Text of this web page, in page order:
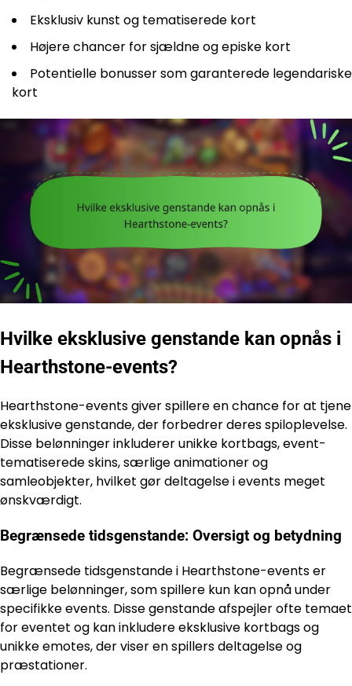
Eksklusiv kunst og tematiserede kort
Højere chancer for sjældne og episke kort
Potentielle bonusser som garanterede legendariske
kort
Hvilke eksklusive genstande kan opnås i
Hearthstone-events?
Hearthstone-events giver spillere en chance for at tjene
eksklusive genstande, der forbedrer deres spiloplevelse.
Disse belønninger inkluderer unikke kortbags, event-
tematiserede skins, særlige animationer og
samleobjekter, hvilket gør deltagelse i events meget
ønskværdigt.
Begrænsede tidsgenstande: Oversigt og betydning
Begrænsede tidsgenstande i Hearthstone-events er
særlige belønninger, som spillere kun kan opnå under
specifikke events. Disse genstande afspejler ofte temaet
for eventet og kan inkludere eksklusive kortbags og
unikke emotes, der viser en spillers deltagelse og
præstationer.